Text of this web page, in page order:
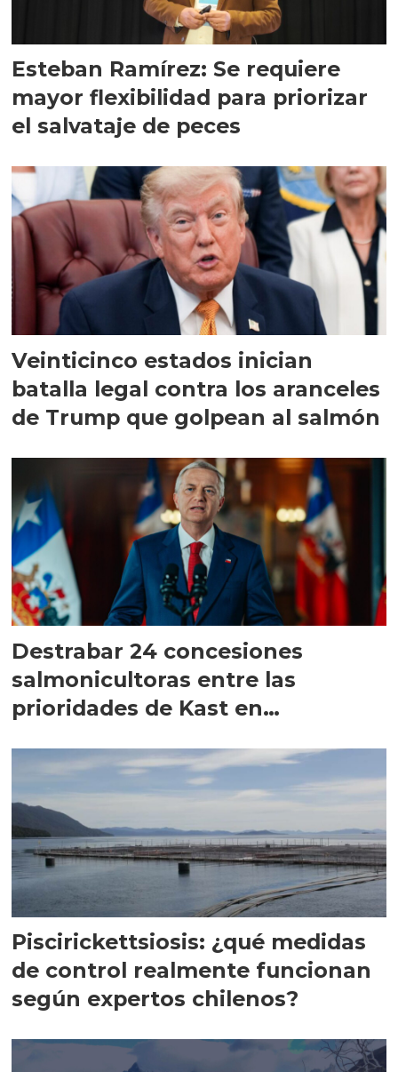
Esteban Ramírez: Se requiere
mayor flexibilidad para priorizar
el salvataje de peces
Veinticinco estados inician
batalla legal contra los aranceles
de Trump que golpean al salmón
Destrabar 24 concesiones
salmonicultoras entre las
prioridades de Kast en
Piscirickettsiosis: ¿qué medidas
de control realmente funcionan
según expertos chilenos?